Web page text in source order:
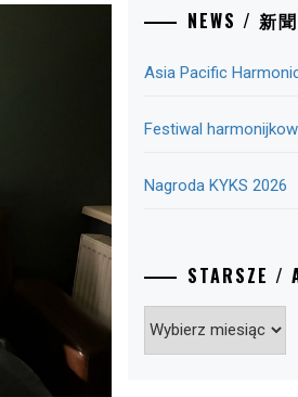
NEWS / 新聞
Asia Pacific
Festiwal
Nagroda KYKS 2026
STARSZE /
Archive